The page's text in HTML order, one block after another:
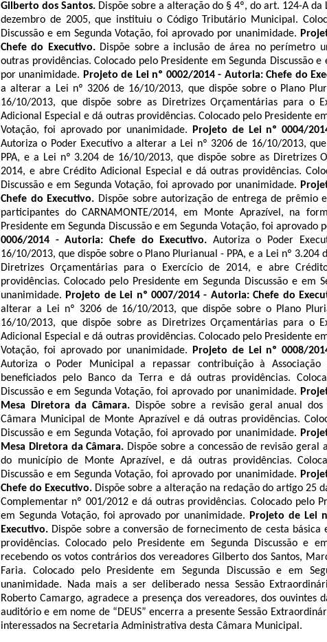
Gilberto dos Santos. Dispõe sobre a alteração do § 4º, do art. 124-A
dezembro de 2005, que instituiu o Código Tributário Municipal.
Discussão e em Segunda Votação, foi aprovado por unanimidade.
Chefe do Executivo. Dispõe sobre a inclusão de área no perímetro
outras providências.Colocado pelo Presidente em Segunda Discussão
por unanimidade. Projeto de Lei nº 0002/2014 - Autoria: Chefe do
a alterar a Lei nº 3206 de 16/10/2013, que dispõe sobre o Plano
16/10/2013, que dispõe sobre as Diretrizes Orçamentárias para o
Adicional Especial e dá outras providências. Colocado pelo Presidente
Votação, foi aprovado por unanimidade.
Projeto de Lei nº 0004/
Autoriza o Poder Executivo a alterar a Lei nº 3206 de 16/10/2013,
PPA, e a Lei nº 3.204 de 16/10/2013, que dispõe sobre as Diretrizes
2014, e abre Crédito Adicional Especial e dá outras providências.
Discussão e em Segunda Votação, foi aprovado por unanimidade.
Chefe do Executivo. Dispõe sobre autorização de entrega de prêmio
participantes do CARNAMONTE/2014, em Monte Aprazível, na
Presidente em Segunda Discussão e em Segunda Votação, foi aprovado
0006/2014 - Autoria: Chefe do Executivo. Autoriza o Poder
16/10/2013, que dispõe sobre o Plano Plurianual - PPA, e a Lei nº 3.204
Diretrizes Orçamentárias para o Exercício de 2014, e abre
providências. Colocado pelo Presidente em Segunda Discussão e em
unanimidade. Projeto de Lei nº 0007/2014 - Autoria: Chefe do
alterar a Lei nº 3206 de 16/10/2013, que dispõe sobre o Plano
16/10/2013, que dispõe sobre as Diretrizes Orçamentárias para o
Adicional Especial e dá outras providências. Colocado pelo Presidente
Votação, foi aprovado por unanimidade.
Projeto de Lei nº 0008/
Autoriza o Poder Municipal a repassar contribuição à Associação
beneficiados pelo Banco da Terra e dá outras providências.
Discussão e em Segunda Votação, foi aprovado por unanimidade.
Mesa Diretora da Câmara.
Dispõe sobre a revisão geral anual
Câmara Municipal de Monte Aprazível e dá outras providências.
Discussão e em Segunda Votação, foi aprovado por unanimidade.
Mesa Diretora da Câmara. Dispõe sobre a concessão de revisão geral
do município de Monte Aprazível, e dá outras providências.
Discussão e em Segunda Votação, foi aprovado por unanimidade.
Chefe do Executivo. Dispõe sobre a alteração na redação do artigo 25
Complementar nº 001/2012 e dá outras providências. Colocado pelo
em Segunda Votação, foi aprovado por unanimidade.
Projeto de Lei
Executivo. Dispõe sobre a conversão de fornecimento de cesta
providências.Colocado pelo Presidente em Segunda Discussão e
recebendo os votos contrários dos vereadores Gilberto dos Santos,
Faria. Colocado pelo Presidente em Segunda Discussão e em
unanimidade.
Nada mais a ser deliberado nessa Sessão
Roberto Camargo, agradece a presença dos vereadores, dos ouvintes
auditório e em nome de “DEUS” encerra a presente Sessão
interessados na Secretaria Administrativa desta Câmara Municipal.